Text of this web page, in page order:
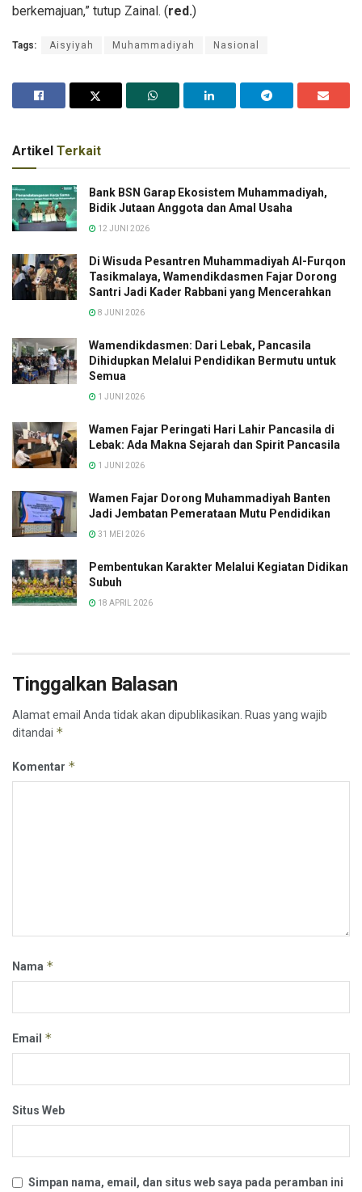
berkemajuan,” tutup Zainal. (red.)
Tags: Aisyiyah Muhammadiyah Nasional
Artikel Terkait
Bank BSN Garap Ekosistem Muhammadiyah,
Bidik Jutaan Anggota dan Amal Usaha
12 JUNI 2026
Di Wisuda Pesantren Muhammadiyah Al-Furqon
Tasikmalaya, Wamendikdasmen Fajar Dorong
Santri Jadi Kader Rabbani yang Mencerahkan
8 JUNI 2026
Wamendikdasmen: Dari Lebak, Pancasila
Dihidupkan Melalui Pendidikan Bermutu untuk
Semua
1 JUNI 2026
Wamen Fajar Peringati Hari Lahir Pancasila di
Lebak: Ada Makna Sejarah dan Spirit Pancasila
1 JUNI 2026
Wamen Fajar Dorong Muhammadiyah Banten
Jadi Jembatan Pemerataan Mutu Pendidikan
31 MEI 2026
Pembentukan Karakter Melalui Kegiatan Didikan
Subuh
18 APRIL 2026
Tinggalkan Balasan
Alamat email Anda tidak akan dipublikasikan. Ruas yang wajib
ditandai *
Komentar *
Nama *
Email *
Situs Web
Simpan nama, email, dan situs web saya pada peramban ini